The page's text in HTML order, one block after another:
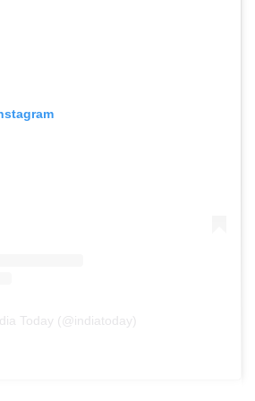
Today (@indiatoday)